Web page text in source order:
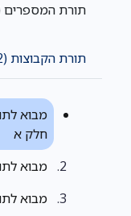
תורת המספרים
תורת הקבוצות (12)
מבוא
חלק א
מבוא
מבוא